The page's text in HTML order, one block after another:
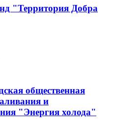
"Территория Добра
общественная
и
"Энергия холода"